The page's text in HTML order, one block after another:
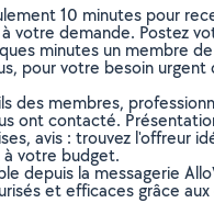
10 minutes pour
votre demande. Postez
minutes un membre
pour votre besoin urgent
des membres,
ont contacté.
avis : trouvez l'offreur
votre budget.
depuis la messagerie
et efficaces grâce